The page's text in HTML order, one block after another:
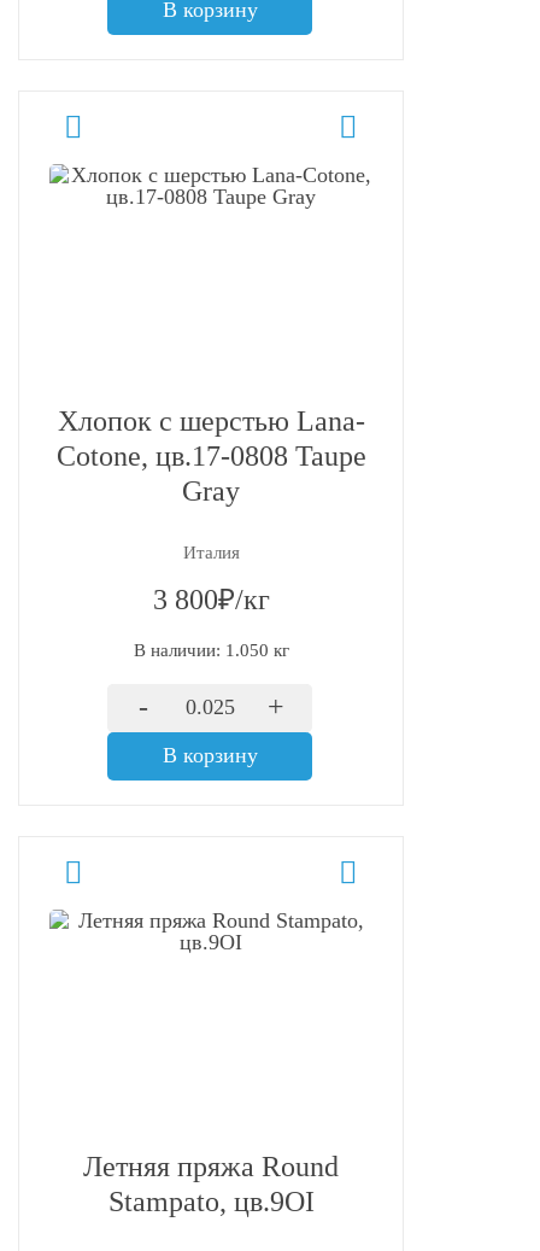
В корзину
Хлопок с шерстью Lana-
Cotone, цв.17-0808 Taupe
Gray
Италия
3 800₽/кг
В наличии: 1.050 кг
- +
В корзину
Летняя пряжа Round
Stampato, цв.9OI